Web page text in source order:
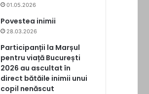
01.05.2026
Povestea inimii
28.03.2026
Participanții la Marșul
pentru viață București
2026 au ascultat în
direct bătăile inimii unui
copil nenăscut